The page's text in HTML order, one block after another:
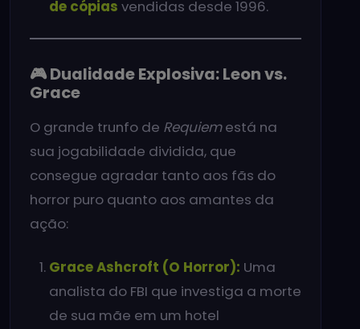
de cópias vendidas desde 1996.
🎮 Dualidade Explosiva: Leon vs.
Grace
O grande trunfo de Requiemestá na
sua jogabilidade dividida, que
consegue agradar tanto aos fãs do
horror puro quanto aos amantes da
ação:
Grace Ashcroft (O Horror): Uma
analista do FBI que investiga a morte
de sua mãe em um hotel